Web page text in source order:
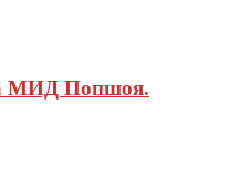
МИД Попшоя.